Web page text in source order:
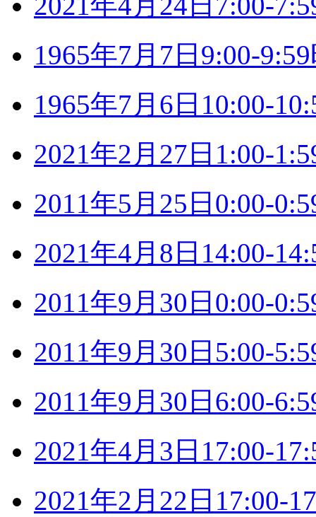
1965年7月7日9:00-
1965年7月6日10:00-
2021年2月27日1:00-
2011年5月25日0:00-
2021年4月8日14:00-
2011年9月30日0:00-
2011年9月30日5:00-
2011年9月30日6:00-
2021年4月3日17:00-
2021年2月22日17:00-